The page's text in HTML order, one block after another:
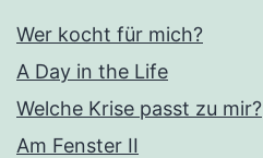
Wer kocht für mich?
A Day in the Life
Welche Krise passt zu mir?
Am Fenster II